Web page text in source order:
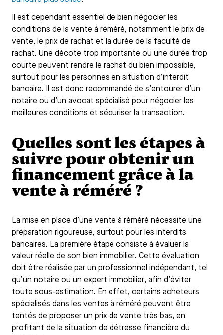
Il est cependant essentiel de bien négocier les
conditions de la vente à réméré, notamment le prix de
vente, le prix de rachat et la durée de la faculté de
rachat. Une décote trop importante ou une durée trop
courte peuvent rendre le rachat du bien impossible,
surtout pour les personnes en situation d’interdit
bancaire. Il est donc recommandé de s’entourer d’un
notaire ou d’un avocat spécialisé pour négocier les
meilleures conditions et sécuriser la transaction.
Quelles sont les étapes à
suivre pour obtenir un
financement grâce à la
vente à réméré ?
La mise en place d’une vente à réméré nécessite une
préparation rigoureuse, surtout pour les interdits
bancaires. La première étape consiste à évaluer la
valeur réelle de son bien immobilier. Cette évaluation
doit être réalisée par un professionnel indépendant, tel
qu’un notaire ou un expert immobilier, afin d’éviter
toute sous-estimation. En effet, certains acheteurs
spécialisés dans les ventes à réméré peuvent être
tentés de proposer un prix de vente très bas, en
profitant de la situation de détresse financière du